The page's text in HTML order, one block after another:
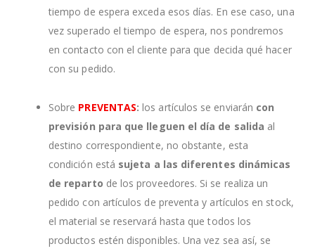
tiempo de espera exceda esos días. En ese caso, una
vez superado el tiempo de espera, nos pondremos
en contacto con el cliente para que decida qué hacer
con su pedido.
Sobre PREVENTAS:los artículos se enviarán con
previsión para que lleguen el día de salida al
destino correspondiente, no obstante, esta
condición está sujeta a las diferentes dinámicas
de reparto de los proveedores. Si se realiza un
pedido con artículos de preventa y artículos en stock,
el material se reservará hasta que todos los
productos estén disponibles. Una vez sea así, se